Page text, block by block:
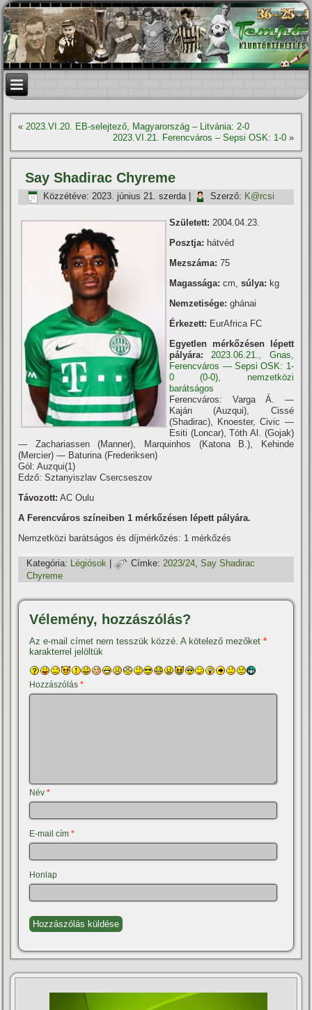
«2023.VI.20. EB-selejtező, Magyarország – Litvánia: 2-0
2023.VI.21. Ferencváros – Sepsi OSK: 1-0»
Say Shadirac Chyreme
Közzétéve: 2023. június 21. szerda| Szerző: K@rcsi
Született: 2004.04.23.
Posztja: hátvéd
Mezszáma:75
Magassága: cm,súlya: kg
Nemzetisége: ghánai
Érkezett: EurAfrica FC
Egyetlen mérkőzésen lépett
pályára:
2023.06.21., Gnas,
Ferencváros — Sepsi OSK: 1-
0 (0-0), nemzetközi
barátságos
Ferencváros: Varga Á. —
Kaján (Auzqui), Cissé
(Shadirac), Knoester, Civic —
Esiti (Loncar), Tóth Al. (Gojak)
— Zachariassen (Manner), Marquinhos (Katona B.), Kehinde
(Mercier) — Baturina (Frederiksen)
Gól: Auzqui(1)
Edző: Sztanyiszlav Csercseszov
Távozott: AC Oulu
A Ferencváros szí­neiben 1 mérkőzésen lépett pályára.
Nemzetközi barátságos és díjmérkőzés: 1 mérkőzés
Kategória: Légiósok | Címke: 2023/24,Say Shadirac
Chyreme
Vélemény, hozzászólás?
Az e-mail címet nem tesszük közzé. A kötelező mezőket*
karakterrel jelöltük
Hozzászólás*
Név*
E-mail cím*
Honlap